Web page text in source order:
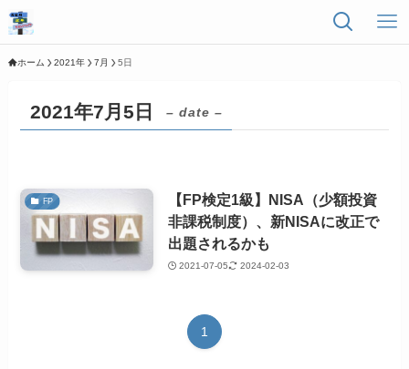
ホーム 2021年 7月 5日
2021年7月5日 – date –
FP
【FP検定1級】NISA（少額投資
非課税制度）、新NISAに改正で
出題されるかも
2021-07-05 2024-02-03
1